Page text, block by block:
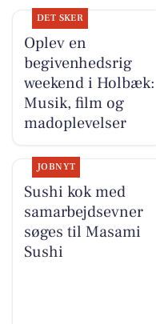
DET SKER
Oplev en
begivenhedsrig
weekend i Holbæk:
Musik, film og
madoplevelser
JOBNYT
Sushi kok med
samarbejdsevner
søges til Masami
Sushi